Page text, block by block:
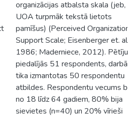
organizācijas atbalsta skala (jeb,
UOA turpmāk tekstā lietots
pamīšus) (Perceived Organizational
Support Scale; Eisenberger et. al.,
1986; Maderniece, 2012).
piedalījās 51 respondents, darbā
tika izmantotas 50 respondentu
atbildes. Respondentu vecums bija
no 18 līdz 64 gadiem, 80% bija
sievietes (n=40) un 20% vīrieši